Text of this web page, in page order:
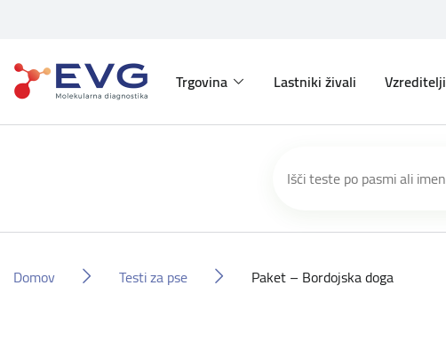
Trgovina Lastniki živali Vzreditelji
Domov Testi za pse Paket – Bordojska doga